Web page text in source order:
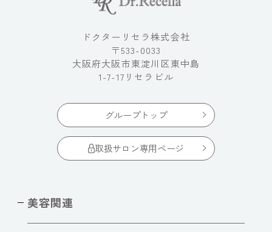
ドクターリセラ株式会社
〒533-0033
大阪府大阪市東淀川区東中島
1-7-17リセラビル
グループトップ
取扱サロン専用ページ
美容関連